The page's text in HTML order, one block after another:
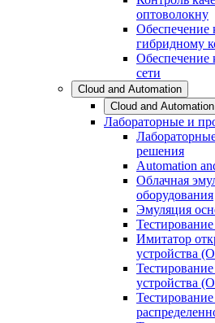
оптоволокну
Обеспечение
гибридному
Обеспечение
сети
Cloud and Automation
Cloud and Automation
Лабораторные и
решения
Automation
Облачная
оборудования
Эмуляция
Имитатор
устройства
устройства